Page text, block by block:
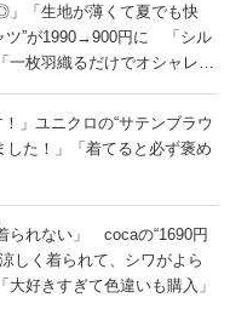
」「生地が薄くて夏でも快
ツ”が1990→900円に 「シル
枚羽織るだけでオシャレに
」ユニクロの“サテンブラウ
た！」「着てると必ず褒め
られない」 cocaの“1690円
しく着られて、シワがよら
好きすぎて色違いも購入」